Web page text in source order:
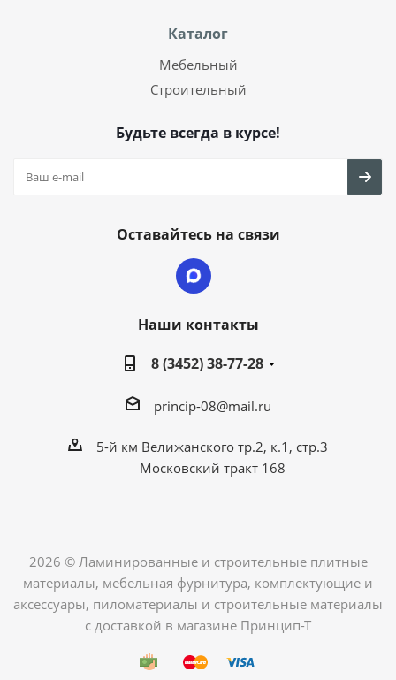
Каталог
Мебельный
Строительный
Будьте всегда в курсе!
Оставайтесь на связи
Наши контакты
8 (3452) 38-77-28
princip-08@mail.ru
5-й км Велижанского тр.2, к.1, стр.3
Московский тракт 168
2026 © Ламинированные и строительные плитные
материалы, мебельная фурнитура, комплектующие и
аксессуары, пиломатериалы и строительные материалы
с доставкой в магазине Принцип-Т